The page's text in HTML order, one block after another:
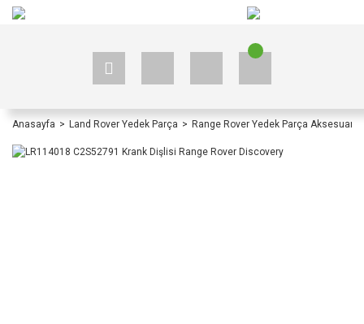
Anasayfa Land Rover Yedek Parça Range Rover Yedek Parça Aksesuar